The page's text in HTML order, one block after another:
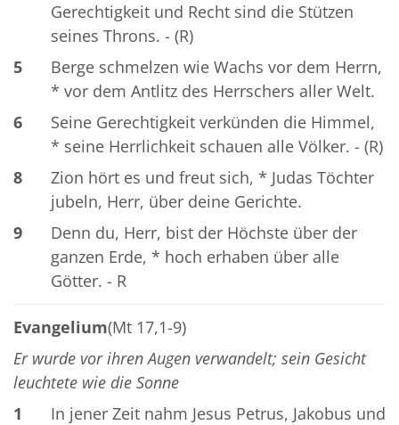
Gerechtigkeit und Recht sind die Stützen
seines Throns. - (R)
5
Berge schmelzen wie Wachs vor dem Herrn,
* vor dem Antlitz des Herrschers aller Welt.
6
Seine Gerechtigkeit verkünden die Himmel,
* seine Herrlichkeit schauen alle Völker. - (R)
8
Zion hört es und freut sich, * Judas Töchter
jubeln, Herr, über deine Gerichte.
9
Denn du, Herr, bist der Höchste über der
ganzen Erde, * hoch erhaben über alle
Götter. - R
Evangelium(Mt 17,1-9)
Er wurde vor ihren Augen verwandelt; sein Gesicht
leuchtete wie die Sonne
1
In jener Zeit nahm Jesus Petrus, Jakobus und